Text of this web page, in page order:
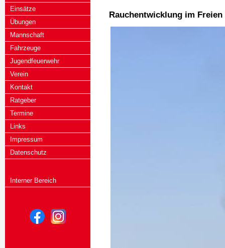
Einsätze
Übungen
Mannschaft
Fahrzeuge
Jugendfeuerwehr
Verein
Kontakt
Ratgeber
Termine
Links
Impressum
Datenschutz
Interner Bereich
Rauchentwicklung im Freien